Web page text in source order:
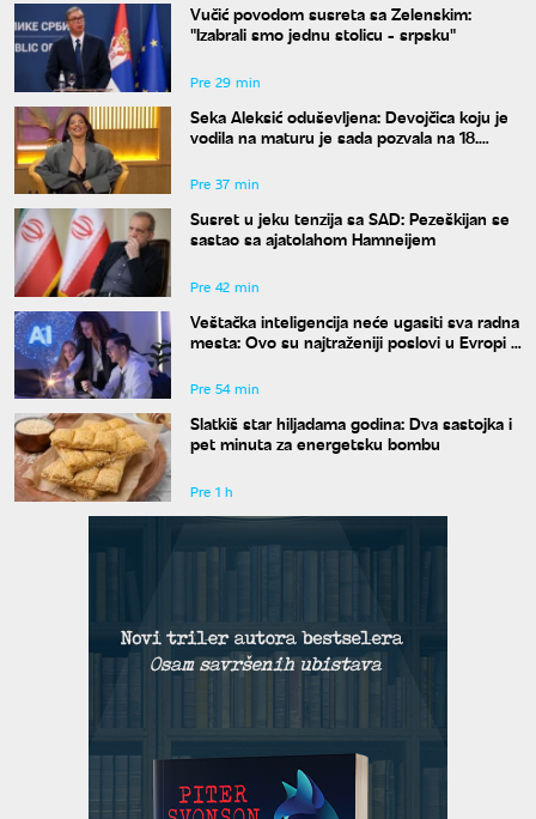
Vučić povodom susreta sa Zelenskim:
"Izabrali smo jednu stolicu - srpsku"
Pre 29 min
Seka Aleksić oduševljena: Devojčica koju je
vodila na maturu je sada pozvala na 18.
Pre 37 min
Susret u jeku tenzija sa SAD: Pezeškijan se
sastao sa ajatolahom Hamneijem
Pre 42 min
Veštačka inteligencija neće ugasiti sva radna
mesta: Ovo su najtraženiji poslovi u Evropi u
Pre 54 min
Slatkiš star hiljadama godina: Dva sastojka i
pet minuta za energetsku bombu
Pre 1 h